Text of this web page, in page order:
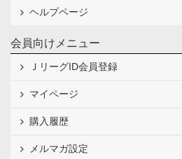
ヘルプページ
会員向けメニュー
ＪリーグID会員登録
マイページ
購入履歴
メルマガ設定